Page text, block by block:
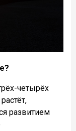
четырëх
развитием